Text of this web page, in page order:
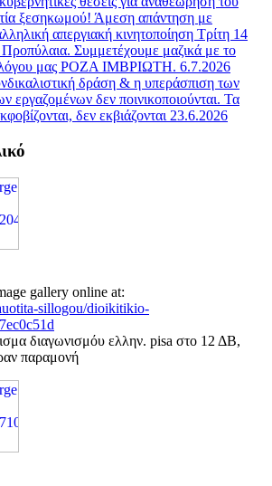
ξεσηκωμού! Άμεση απάντηση με
απεργιακή κινητοποίηση Τρίτη 14
Συμμετέχουμε μαζικά με το
μας ΡΟΖΑ ΙΜΒΡΙΩΤΗ. 6.7.2026
δράση & η υπεράσπιση των
εργαζομένων δεν ποινικοποιούνται. Τα
δεν εκβιάζονται 23.6.2026
gallery online at:
sillogou/dioikitikio-
διαγωνισμόυ ελλην. pisa στο 12 ΔΒ,
παραμονή